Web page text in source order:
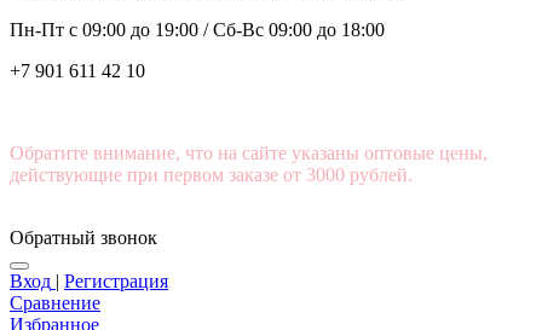
Пн-Пт с 09:00 до 19:00 /Сб-Вс 09:00 до 18:00
+7 901 611 42 10
Обратите внимание, что на сайте указаны оптовые цены,
действующие при первом заказе от 3000 рублей.
Обратный звонок
Вход | Регистрация
Сравнение
Избранное